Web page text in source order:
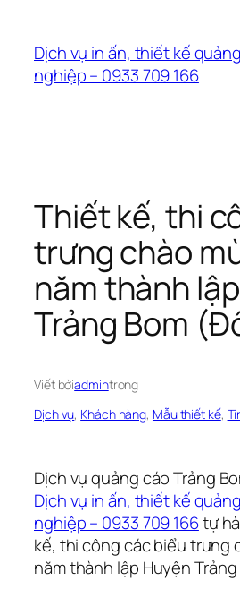
phầnDịch vụ in ấn, thiết kế
nghiệp – 0933 709 166
Thiết kế, thi
trưng chào
năm thành
Trảng Bom
Viết bởiadmintrong
Dịch vụ, Khách hàng, Mẫu thiết kế,
Dịch vụ quảng cáo Trảng
Dịch vụ in ấn, thiết kế
nghiệp – 0933 709 166tự
kế, thi công các biểu trưng
năm thành lập Huyện